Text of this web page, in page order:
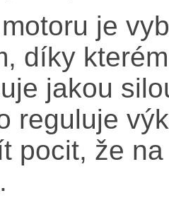
je
díky
jakou
reguluje
pocit, že